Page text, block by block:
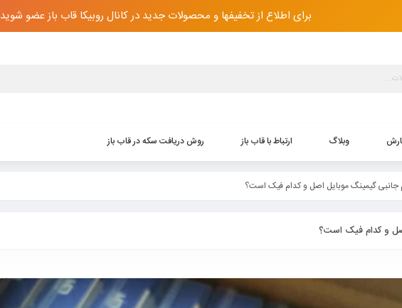
برای اطلاع از تخفیفها و محصولات جدید در کانال روبیکا قاب باز عضو شوید
وبلاگ ارتباط با قاب باز روش دریافت سکه‌ در قاب باز
جانبی گیمینگ موبایل اصل و کدام فیک است؟
و کدام فیک است؟